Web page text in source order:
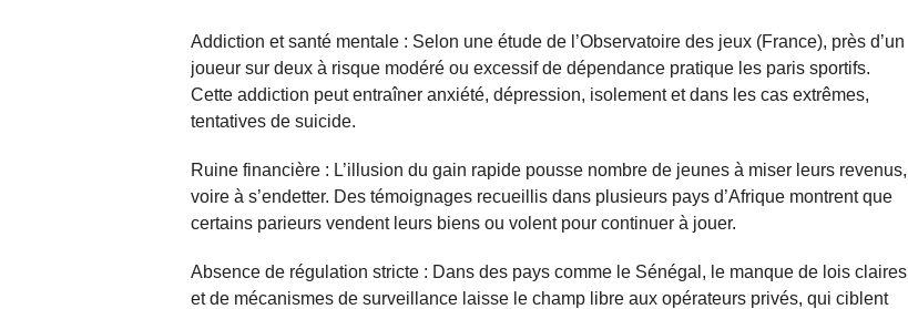
Addiction et santé mentale : Selon une étude de l’Observatoire des jeux (France), près d’un
joueur sur deux à risque modéré ou excessif de dépendance pratique les paris sportifs.
Cette addiction peut entraîner anxiété, dépression, isolement et dans les cas extrêmes,
tentatives de suicide.
Ruine financière : L’illusion du gain rapide pousse nombre de jeunes à miser leurs revenus,
voire à s’endetter. Des témoignages recueillis dans plusieurs pays d’Afrique montrent que
certains parieurs vendent leurs biens ou volent pour continuer à jouer.
Absence de régulation stricte : Dans des pays comme le Sénégal, le manque de lois claires
et de mécanismes de surveillance laisse le champ libre aux opérateurs privés, qui ciblent